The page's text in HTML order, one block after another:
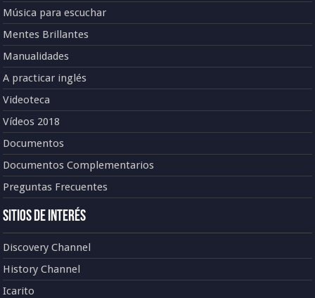
Música para escuchar
Mentes Brillantes
Manualidades
A practicar inglés
Videoteca
Vídeos 2018
Documentos
Documentos Complementarios
Preguntas Frecuentes
Sitios de Interés
Discovery Channel
History Channel
Icarito